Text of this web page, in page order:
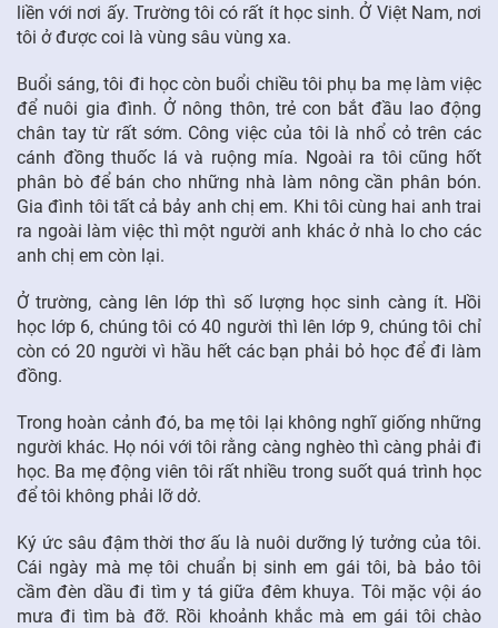
liền với nơi ấy. Trường tôi có rất ít học sinh. Ở Việt Nam, nơi
tôi ở được coi là vùng sâu vùng xa.
Buổi sáng, tôi đi học còn buổi chiều tôi phụ ba mẹ làm việc
để nuôi gia đình. Ở nông thôn, trẻ con bắt đầu lao động
chân tay từ rất sớm. Công việc của tôi là nhổ cỏ trên các
cánh đồng thuốc lá và ruộng mía. Ngoài ra tôi cũng hốt
phân bò để bán cho những nhà làm nông cần phân bón.
Gia đình tôi tất cả bảy anh chị em. Khi tôi cùng hai anh trai
ra ngoài làm việc thì một người anh khác ở nhà lo cho các
anh chị em còn lại.
Ở trường, càng lên lớp thì số lượng học sinh càng ít. Hồi
học lớp 6, chúng tôi có 40 người thì lên lớp 9, chúng tôi chỉ
còn có 20 người vì hầu hết các bạn phải bỏ học để đi làm
đồng.
Trong hoàn cảnh đó, ba mẹ tôi lại không nghĩ giống những
người khác. Họ nói với tôi rằng càng nghèo thì càng phải đi
học. Ba mẹ động viên tôi rất nhiều trong suốt quá trình học
để tôi không phải lỡ dở.
Ký ức sâu đậm thời thơ ấu là nuôi dưỡng lý tưởng của tôi.
Cái ngày mà mẹ tôi chuẩn bị sinh em gái tôi, bà bảo tôi
cầm đèn dầu đi tìm y tá giữa đêm khuya. Tôi mặc vội áo
mưa đi tìm bà đỡ. Rồi khoảnh khắc mà em gái tôi chào